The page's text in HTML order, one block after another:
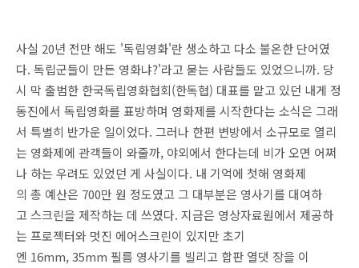
사실 20년 전만 해도 '독립영화'란 생소하고 다소 불온한 단어였
다. 독립군들이 만든 영화냐?'라고 묻는 사람들도 있었으니까. 당
시 막 출범한 한국독립영화협회(한독협) 대표를 맡고 있던 내게 정
동진에서 독립영화를 표방하며 영화제를 시작한다는 소식은 그래
서 특별히 반가운 일이었다. 그러나 한편 변방에서 소규모로 열리
는 영화제에 관객들이 와줄까, 야외에서 한다는데 비가 오면 어쩌
나 하는 우려도 있었던 게 사실이다. 내 기억에 첫해 영화제
의 총 예산은 700만 원 정도였고 그 대부분은 영사기를 대여하
고 스크린을 제작하는 데 쓰였다. 지금은 영상자료원에서 제공하
는 프로젝터와 멋진 에어스크린이 있지만 초기
엔 16mm, 35mm 필름 영사기를 빌리고 합판 열댓 장을 이